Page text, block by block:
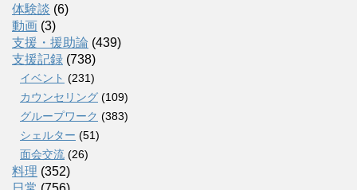
体験談 (6)
動画 (3)
支援・援助論 (439)
支援記録 (738)
イベント (231)
カウンセリング (109)
グループワーク (383)
シェルター (51)
面会交流 (26)
料理 (352)